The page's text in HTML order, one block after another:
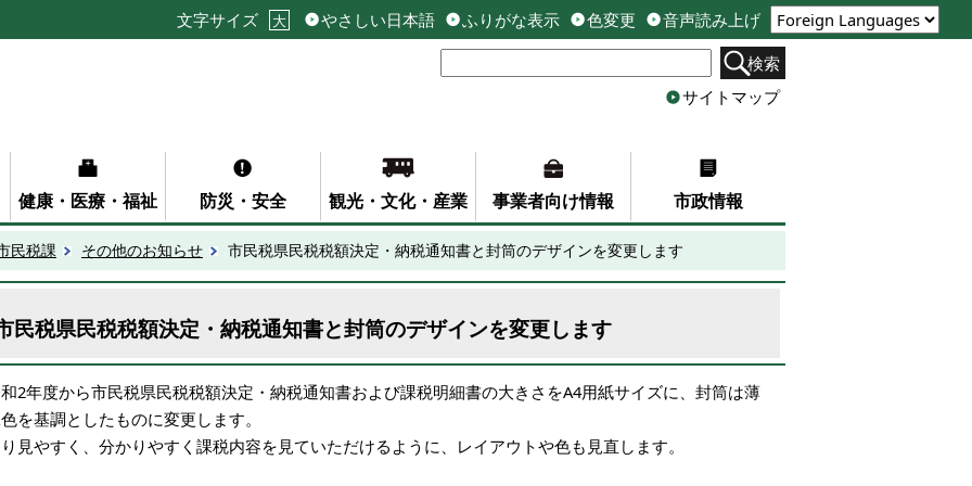
文字サイズ 大 やさしい日本語 ふりがな表示 色変更
音声読み上げ
検索
サイトマップ
健康・医療・福祉 防災・安全 観光・文化・産業 事業者向け情報 市政情報
民税課 その他のお知らせ 市民税県民税税額決定・納税通知書と封筒のデザインを変更します
民税県民税税額決定・納税通知書と封筒のデザインを変更します
2年度から市民税県民税税額決定・納税通知書および課税明細書の大きさをA4用紙サイズに、封筒は薄
を基調としたものに変更します。
見やすく、分かりやすく課税内容を見ていただけるように、レイアウトや色も見直します。